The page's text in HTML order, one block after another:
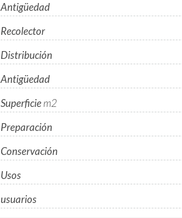
Antigüedad
Recolector
Distribución
Antigüedad
Superficiem2
Preparación
Conservación
Usos
usuarios